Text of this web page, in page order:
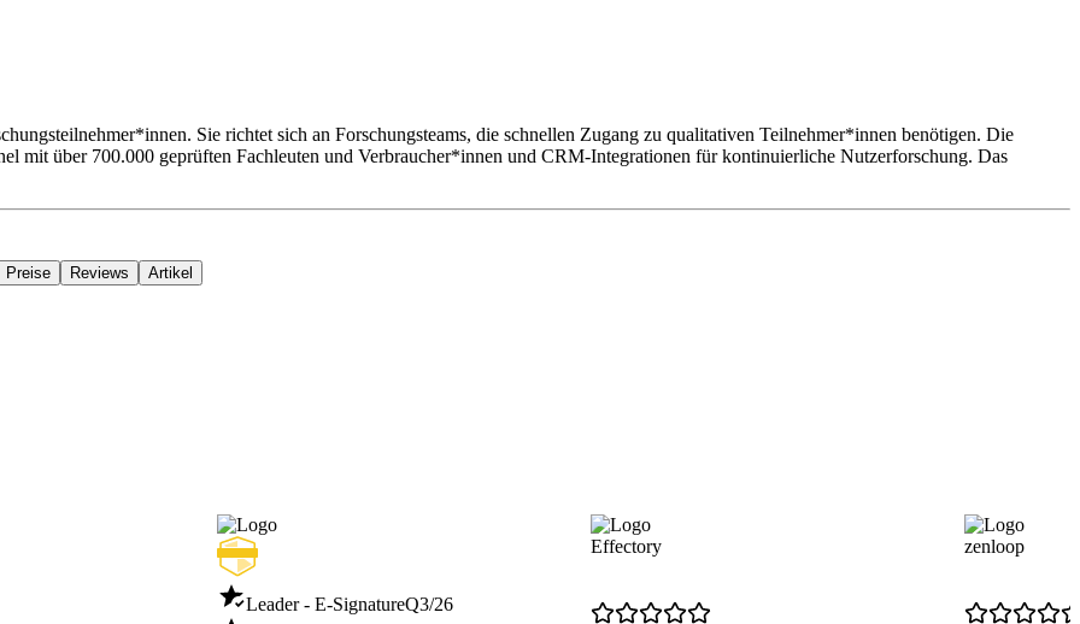
Sie richtet sich an Forschungsteams, die schnellen Zugang zu qualitativen Teilnehmer*innen benötigen. Die
mit über 700.000 geprüften Fachleuten und Verbraucher*innen und CRM-Integrationen für kontinuierliche Nutzerforschung. Das
Preise Reviews Artikel
Leader - E-SignatureQ3/26
Effectory zenloop